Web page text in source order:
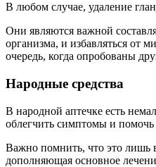
В любом случае, удаление
Они являются важной
организма, и избавляться от
очередь, когда опробованы
Народные средства
В народной аптечке есть
облегчить симптомы и помочь
Важно помнить, что это лишь
дополняющая основное